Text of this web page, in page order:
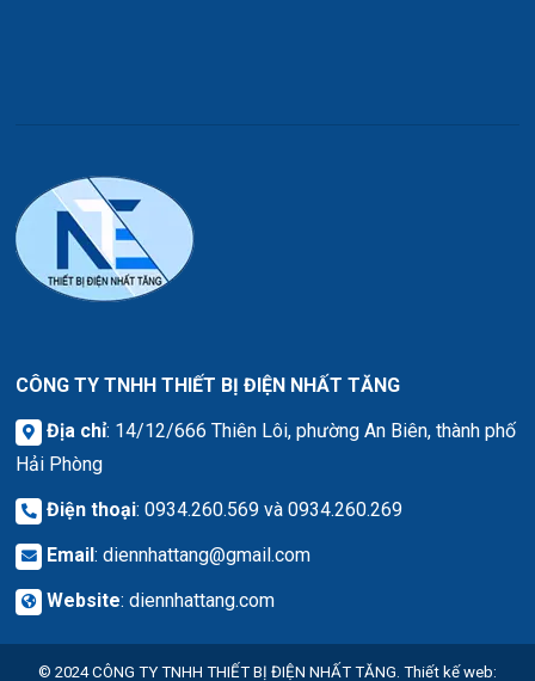
CÔNG TY TNHH THIẾT BỊ ĐIỆN NHẤT TĂNG
Địa chỉ: 14/12/666 Thiên Lôi, phường An Biên, thành phố
Hải Phòng
Điện thoại: 0934.260.569 và 0934.260.269
Email: diennhattang@gmail.com
Website: diennhattang.com
© 2024CÔNG TY TNHH THIẾT BỊ ĐIỆN NHẤT TĂNG. Thiết kế web: